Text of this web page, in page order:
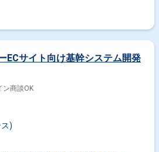
を取りながら、品質向上に主体的に取り組
境下で、PostgreSQLおよびLinuxを利用した
ECサイト向け基幹システム開発
ン商談OK
)